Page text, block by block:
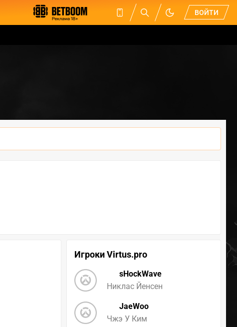
ВОЙТИ
Игроки Virtus.pro
sHockWave
Никлас Йенсен
JaeWoo
Чжэ У Ким